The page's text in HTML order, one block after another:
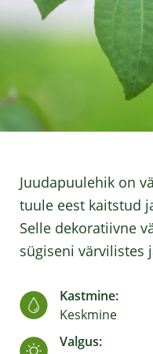
Juudapuulehik on
tuule eest kaitstud
Selle dekoratiivne
sügiseni värvilistes
Kastmine:
Keskmine
Valgus: